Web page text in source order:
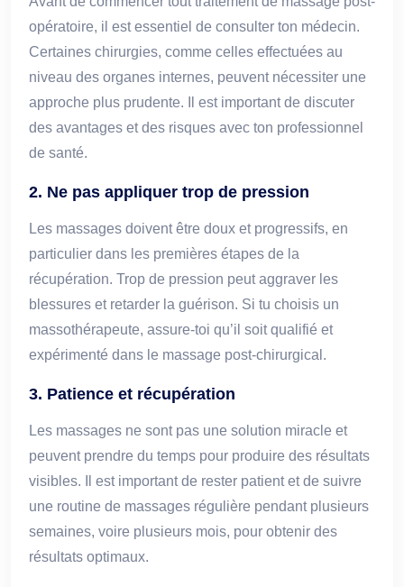
opératoire, il est essentiel de consulter ton médecin.
Certaines chirurgies, comme celles effectuées au
niveau des organes internes, peuvent nécessiter une
approche plus prudente. Il est important de discuter
des avantages et des risques avec ton professionnel
de santé.
2. Ne pas appliquer trop de pression
Les massages doivent être doux et progressifs, en
particulier dans les premières étapes de la
récupération. Trop de pression peut aggraver les
blessures et retarder la guérison. Si tu choisis un
massothérapeute, assure-toi qu’il soit qualifié et
expérimenté dans le massage post-chirurgical.
3. Patience et récupération
Les massages ne sont pas une solution miracle et
peuvent prendre du temps pour produire des résultats
visibles. Il est important de rester patient et de suivre
une routine de massages régulière pendant plusieurs
semaines, voire plusieurs mois, pour obtenir des
résultats optimaux.